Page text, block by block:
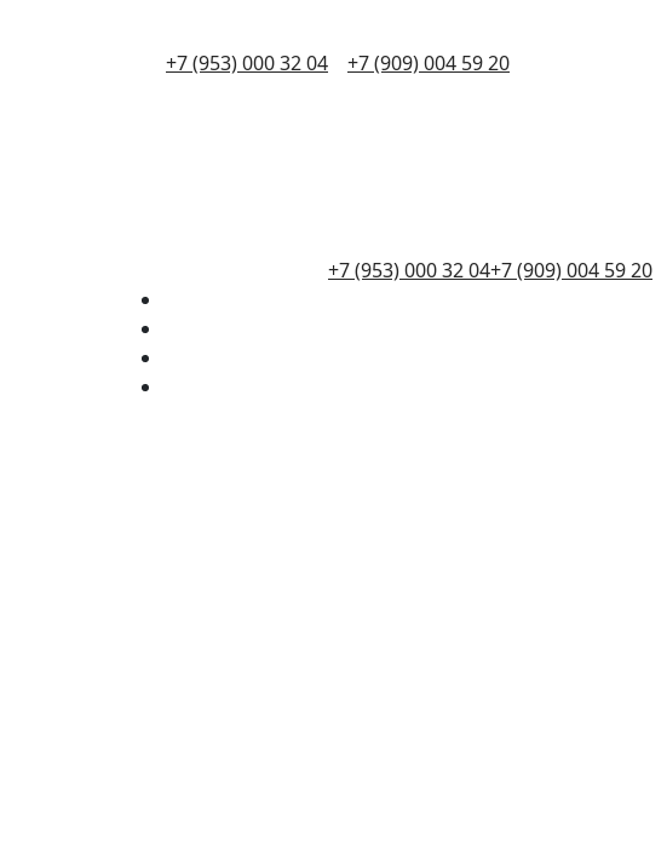
+7 (953) 000 32 04 +7 (909) 004 59 20
+7 (953) 000 32 04+7 (909) 004 59 20